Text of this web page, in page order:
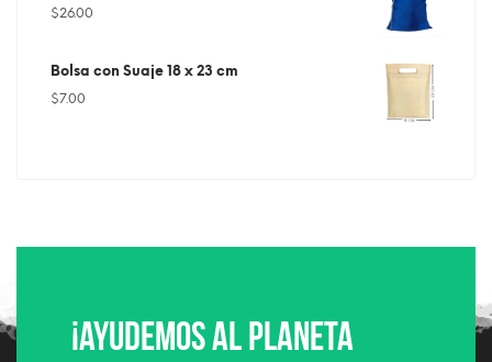
$26.00
Bolsa con Suaje 18 x 23 cm
$7.00
¡Ayudemos al planeta